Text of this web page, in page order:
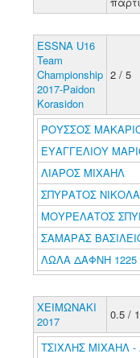
ESSNA U16
Team
Championship
2017-Paidon
Korasidon
2 / 5
ΡΟΥΣΣΟΣ
ΕΥΑΓΓΕΛΙΟΥ
ΛΙΑΡΟΣ ΜΙΧΑΗΛ
ΣΠΥΡΑΤΟΣ
ΜΟΥΡΕΛΑΤΟΣ
ΣΑΜΑΡΑΣ
ΛΩΛΑ ΔΑΦΝΗ 1225
ΧΕΙΜΩΝΑΚΙ
2017
0.5 / 1
ΤΣΙΧΛΗΣ ΜΙΧΑΗΛ